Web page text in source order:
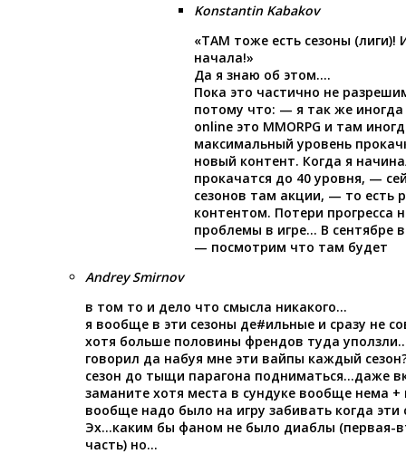
Konstantin Kabakov
«ТАМ тоже есть сезоны (лиги)!
начала!»
Да я знаю об этом….
Пока это частично не
потому что: — я так же
online это MMORPG и там
максимальный уровень
новый контент. Когда я
прокачатся до 40 уровня, —
сезонов там акции, — то есть
контентом. Потери прогресса
проблемы в игре… В сентябре
— посмотрим что там будет
Andrey Smirnov
в том то и дело что смысла никакого…
я вообще в эти сезоны де#ильные и сразу не
хотя больше половины френдов туда
говорил да набуя мне эти вайпы каждый
сезон до тыщи парагона подниматься…даже
заманите хотя места в сундуке вообще нема
вообще надо было на игру забивать когда эти
Эх…каким бы фаном не было диаблы (первая-
часть) но…